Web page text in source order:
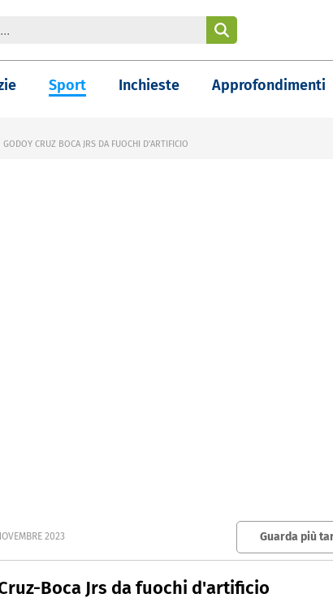
Sport Inchieste Approfondimenti
GODOY CRUZ BOCA JRS DA FUOCHI D'ARTIFICIO
2023 Guarda più
Boca Jrs da fuochi d'artificio